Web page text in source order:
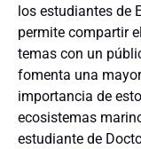
los estudiantes de
permite compartir
temas con un
fomenta una
importancia de
ecosistemas
estudiante de